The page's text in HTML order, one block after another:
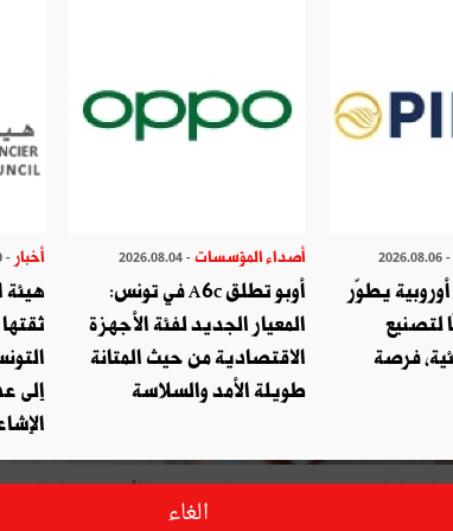
عندما تنتهي حقوق فترة البراءة لأيّ دواء أصلي والتي تمتد قانونيا إلى 20 سنة يصبح بإمكان مصنّعي الأدوية في
- 2026.08.06
يطوّر
لتصنيع
فرصة
أصداء المؤسسات - 2026.08.04
أوبو تطلق A6c في تونس:
المعيار الجديد لفئة الأجهزة
الاقتصادية من حيث المتانة
طويلة الأمد والسلاسة
أخبار - 2026.07.30
هيئة
إلى
الغاء